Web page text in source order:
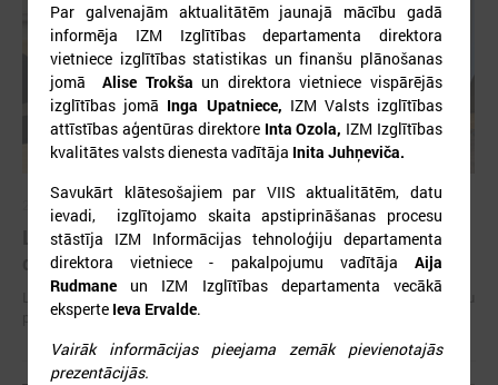
2026. gada 15. jūlijs
LPS: Interaktīvā karte vienkopus parāda plašu un
detalizētu informāciju par skolu tīklu Latvijā
LPS: Interaktīvā karte vienkopus parāda plašu un detalizētu informāciju
par skolu tīklu Latvijā
Par galvenajām aktualitātēm jaunajā mācību gadā
informēja IZM Izglītības departamenta direktora
vietniece izglītības statistikas un finanšu plānošanas
jomāAlise Trokša un direktora vietniece vispārējās
izglītības jomā Inga Upatniece, IZM Valsts izglītības
attīstības aģentūras direktoreInta Ozola, IZM Izglītības
kvalitātes valsts dienesta vadītāja Inita Juhņeviča.
Savukārt klātesošajiem par VIIS aktualitātēm, datu
ievadi, izglītojamo skaita apstiprināšanas procesu
stāstīja IZM Informācijas tehnoloģiju departamenta
direktora vietniece - pakalpojumu vadītāja Aija
Rudmane un IZM Izglītības departamenta vecākā
eksperte Ieva Ervalde.
Vairāk informācijas pieejama zemāk pievienotajās
prezentācijās.